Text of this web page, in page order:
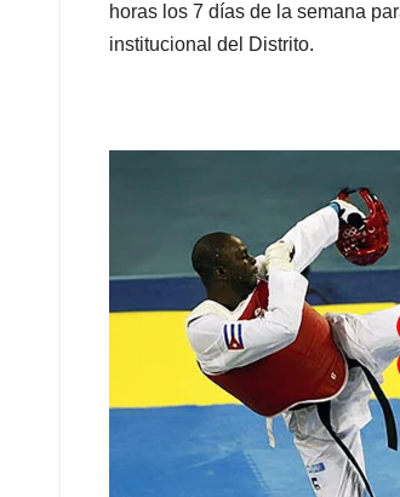
horas los 7 días de la semana
institucional del Distrito.